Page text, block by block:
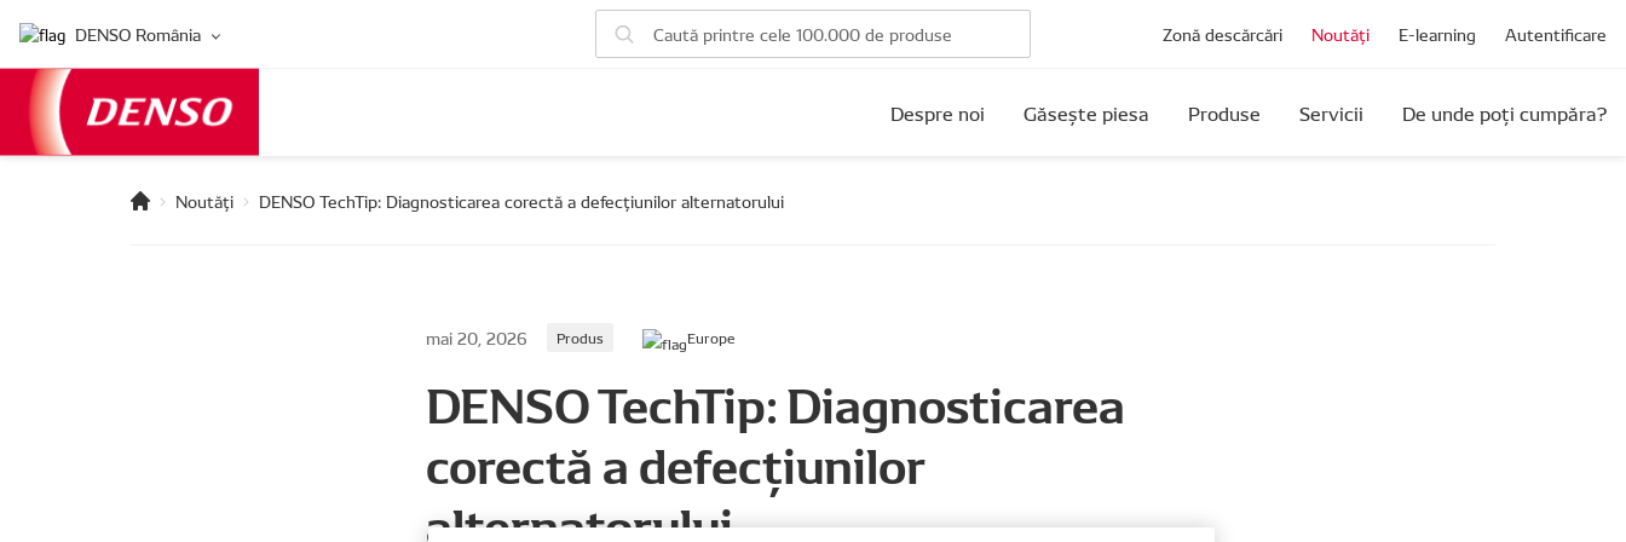
DENSO România Zonă descărcări Noutăți E-learning Autentificare
Despre noi Găsește piesa Produse Servicii De unde poți cumpăra?
Noutăți DENSO TechTip: Diagnosticarea corectă a defecțiunilor alternatorului
mai 20, 2026 Produs Europe
DENSO TechTip: Diagnosticarea
corectă a defecțiunilor
alternatorului